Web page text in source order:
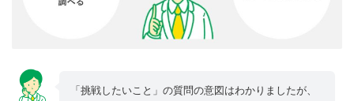
「挑戦したいこと」の質問の意図はわかりましたが、